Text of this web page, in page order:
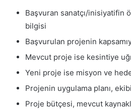
Başvuran sanatçı/inisiyatifin
bilgisi
Başvurulan projenin
Mevcut proje ise kesintiye
Yeni proje ise misyon ve
Projenin uygulama planı,
Proje bütçesi, mevcut